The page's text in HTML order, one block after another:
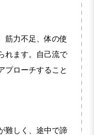
筋力不足、体の使
れます。自己流で
プローチすること
難しく、途中で諦